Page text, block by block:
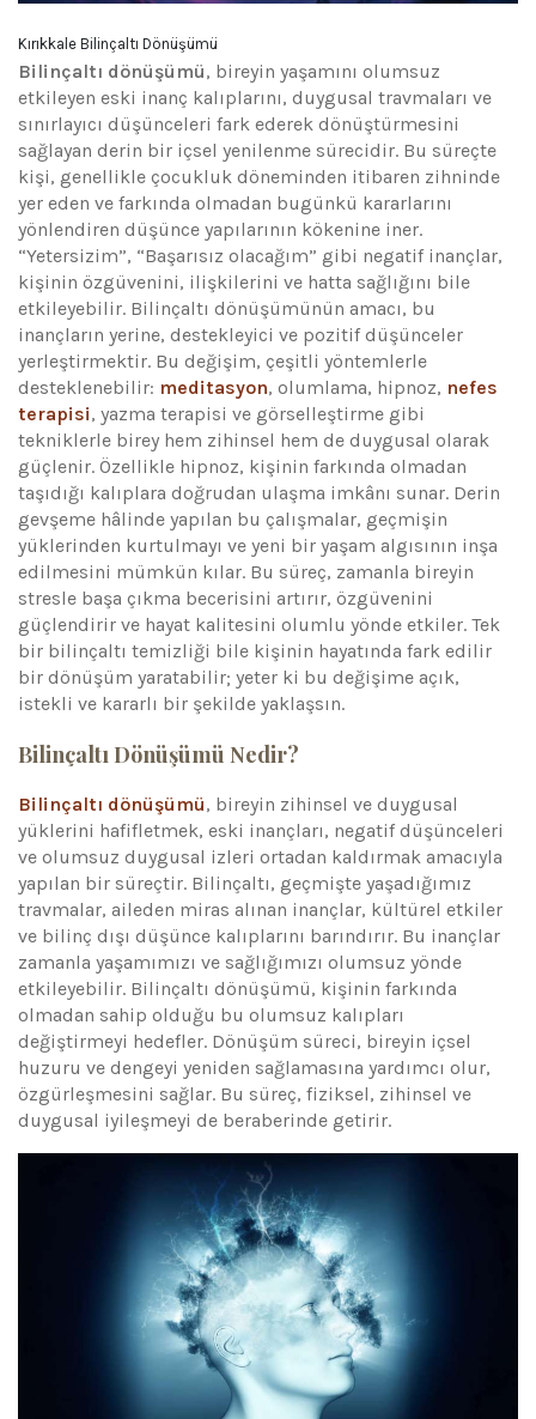
Kırıkkale Bilinçaltı Dönüşümü
Bilinçaltı dönüşümü, bireyin yaşamını olumsuz
etkileyen eski inanç kalıplarını, duygusal travmaları ve
sınırlayıcı düşünceleri fark ederek dönüştürmesini
sağlayan derin bir içsel yenilenme sürecidir. Bu süreçte
kişi, genellikle çocukluk döneminden itibaren zihninde
yer eden ve farkında olmadan bugünkü kararlarını
yönlendiren düşünce yapılarının kökenine iner.
“Yetersizim”, “Başarısız olacağım” gibi negatif inançlar,
kişinin özgüvenini, ilişkilerini ve hatta sağlığını bile
etkileyebilir. Bilinçaltı dönüşümünün amacı, bu
inançların yerine, destekleyici ve pozitif düşünceler
yerleştirmektir. Bu değişim, çeşitli yöntemlerle
desteklenebilir: meditasyon, olumlama, hipnoz, nefes
terapisi, yazma terapisi ve görselleştirme gibi
tekniklerle birey hem zihinsel hem de duygusal olarak
güçlenir. Özellikle hipnoz, kişinin farkında olmadan
taşıdığı kalıplara doğrudan ulaşma imkânı sunar. Derin
gevşeme hâlinde yapılan bu çalışmalar, geçmişin
yüklerinden kurtulmayı ve yeni bir yaşam algısının inşa
edilmesini mümkün kılar. Bu süreç, zamanla bireyin
stresle başa çıkma becerisini artırır, özgüvenini
güçlendirir ve hayat kalitesini olumlu yönde etkiler. Tek
bir bilinçaltı temizliği bile kişinin hayatında fark edilir
bir dönüşüm yaratabilir; yeter ki bu değişime açık,
istekli ve kararlı bir şekilde yaklaşsın.
Bilinçaltı Dönüşümü Nedir?
Bilinçaltı dönüşümü, bireyin zihinsel ve duygusal
yüklerini hafifletmek, eski inançları, negatif düşünceleri
ve olumsuz duygusal izleri ortadan kaldırmak amacıyla
yapılan bir süreçtir. Bilinçaltı, geçmişte yaşadığımız
travmalar, aileden miras alınan inançlar, kültürel etkiler
ve bilinç dışı düşünce kalıplarını barındırır. Bu inançlar
zamanla yaşamımızı ve sağlığımızı olumsuz yönde
etkileyebilir. Bilinçaltı dönüşümü, kişinin farkında
olmadan sahip olduğu bu olumsuz kalıpları
değiştirmeyi hedefler. Dönüşüm süreci, bireyin içsel
huzuru ve dengeyi yeniden sağlamasına yardımcı olur,
özgürleşmesini sağlar. Bu süreç, fiziksel, zihinsel ve
duygusal iyileşmeyi de beraberinde getirir.